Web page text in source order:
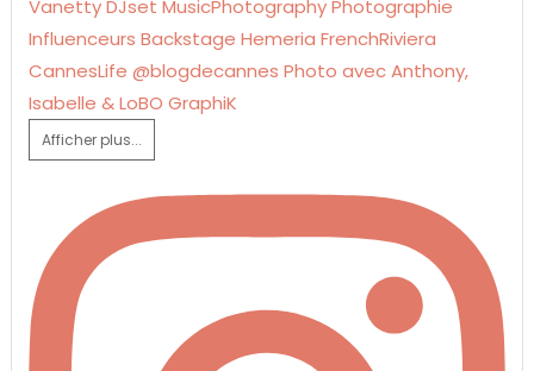
Afficher plus...